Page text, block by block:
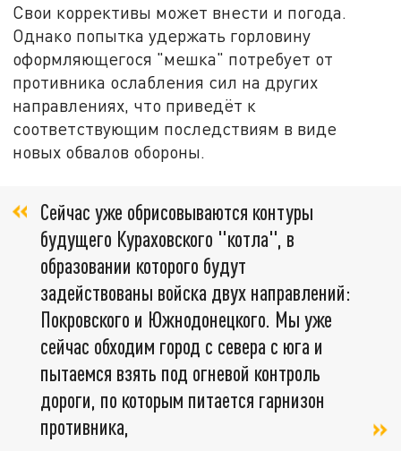
Свои коррективы может внести и погода.
Однако попытка удержать горловину
оформляющегося "мешка" потребует от
противника ослабления сил на других
направлениях, что приведёт к
соответствующим последствиям в виде
новых обвалов обороны.
Сейчас уже обрисовываются контуры
будущего Кураховского "котла", в
образовании которого будут
задействованы войска двух направлений:
Покровского и Южнодонецкого. Мы уже
сейчас обходим город с севера с юга и
пытаемся взять под огневой контроль
дороги, по которым питается гарнизон
противника,